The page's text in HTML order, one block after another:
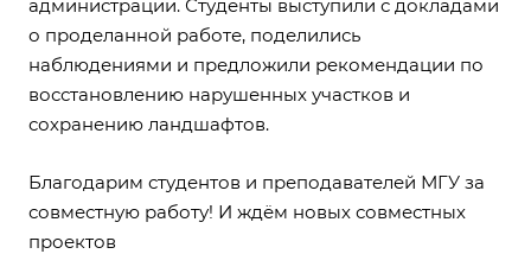
администрации. Студенты выступили с докладами
о проделанной работе, поделились
наблюдениями и предложили рекомендации по
восстановлению нарушенных участков и
сохранению ландшафтов.
Благодарим студентов и преподавателей МГУ за
совместную работу! И ждём новых совместных
проектов